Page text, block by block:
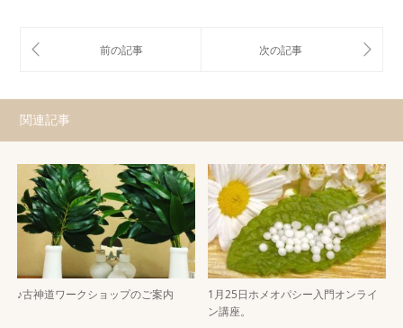
関連記事
♪古神道ワークショップのご案内
1月25日ホメオパシー入門オンライ
ン講座。